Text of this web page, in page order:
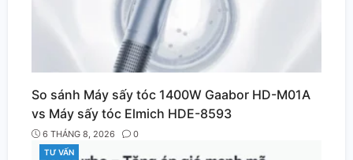
So sánh Máy sấy tóc 1400W Gaabor HD-M01A
vs Máy sấy tóc Elmich HDE-8593
6 THÁNG 8, 2026
0
CATEGORIES
TƯ VẤN